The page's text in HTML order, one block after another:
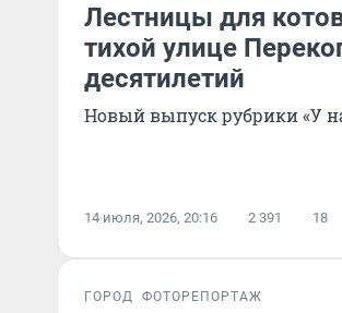
Лестницы для
тихой улице
десятилетий
Новый выпуск рубрики «У
14 июля, 2026, 20:16 2 391 18
ГОРОД ФОТОРЕПОРТАЖ